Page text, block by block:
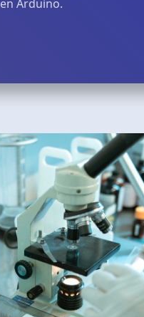
Arduino.